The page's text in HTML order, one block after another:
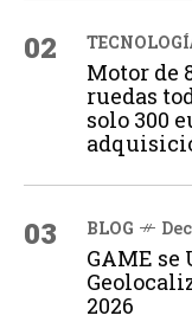
02
Motor de
ruedas
solo 300
03 BLOG
GAME se
2026